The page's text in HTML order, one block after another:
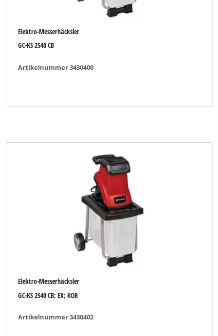
Elektro-Messerhäcksler
GC-KS 2540 CB
Artikelnummer 3430400
Elektro-Messerhäcksler
GC-KS 2540 CB; EX; KOR
Artikelnummer 3430402